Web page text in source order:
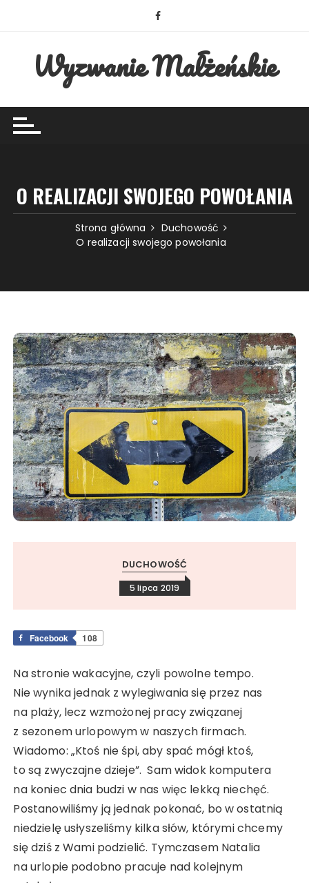
Wyzwanie Małżeńskie
O REALIZACJI SWOJEGO POWOŁANIA
Strona główna
Duchowość
O realizacji swojego powołania
DUCHOWOŚĆ
5 lipca 2019
Facebook 108
Na stronie wakacyjne, czyli powolne tempo.
Nie wynika jednak z wylegiwania się przez nas
na plaży, lecz wzmożonej pracy związanej
z sezonem urlopowym w naszych firmach.
Wiadomo: „Ktoś nie śpi, aby spać mógł ktoś,
to są zwyczajne dzieje”. Sam widok komputera
na koniec dnia budzi w nas więc lekką niechęć.
Postanowiliśmy ją jednak pokonać, bo w ostatnią
niedzielę usłyszeliśmy kilka słów, którymi chcemy
się dziś z Wami podzielić. Tymczasem Natalia
na urlopie podobno pracuje nad kolejnym